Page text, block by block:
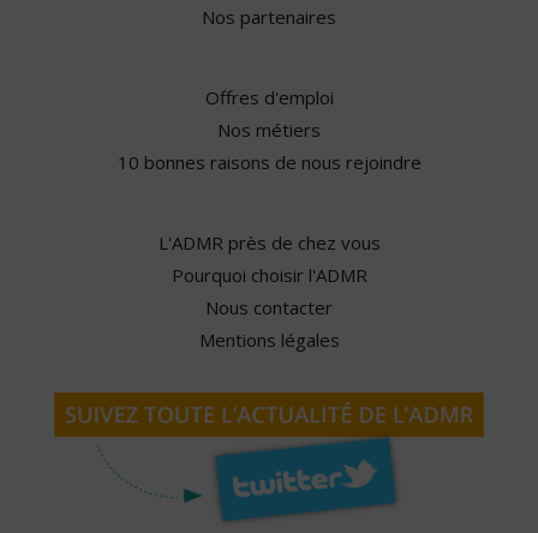
Nos partenaires
Offres d'emploi
Nos métiers
10 bonnes raisons de nous rejoindre
L'ADMR près de chez vous
Pourquoi choisir l'ADMR
Nous contacter
Mentions légales